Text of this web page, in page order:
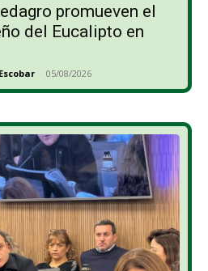
promueven el
del Eucalipto en
- 05/08/2026